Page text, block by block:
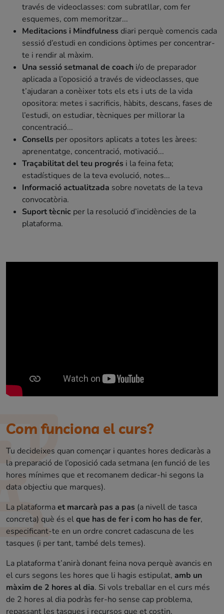
través de videoclasses: com subratllar, com fer
esquemes, com memoritzar...
Meditacions i Mindfulness diari perquè comencis cada
sessió d’estudi en condicions òptimes per concentrar-
te i rendir al màxim.
Una sessió setmanal de coach i/o de preparador
aplicada a l’oposició a través de videoclasses, que
t’ajudaran a conèixer tots els ets i uts de la vida
opositora: metes i sacrificis, hàbits, descans, fases de
l’estudi, on estudiar, tècniques per millorar la
concentració...
Consells per opositors aplicats a totes les àrees:
aprenentatge, concentració, motivació...
Traçabilitat del teu progrés i la feina feta;
estadístiques de la teva evolució, notes...
Informació actualitzada sobre novetats de la teva
convocatòria.
Suport tècnic per la resolució d’incidències de la
plataforma.
Com funciona el curs?
Tu decideixes quan començar i quantes hores dedicaràs a
la preparació de l’oposició cada setmana (en funció de les
hores mínimes que et recomanem dedicar-hi segons la
data objectiu que marques).
La plataformaet marcarà pas a pas (a nivell de tasca
concreta) què és elque has de fer i com ho has de fer,
especificant-te en un ordre concret cadascuna de les
tasques (i per tant, també dels temes).
La plataforma t’anirà donant feina nova perquè avancis en
el curs segons les hores que li hagis estipulat, amb un
màxim de 2 hores al dia. Si vols treballar en el curs més
de 2 hores al dia podràs fer-ho sense cap problema,
repassant les tasques i recursos que et costin.